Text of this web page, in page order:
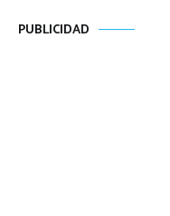
PUBLICIDAD